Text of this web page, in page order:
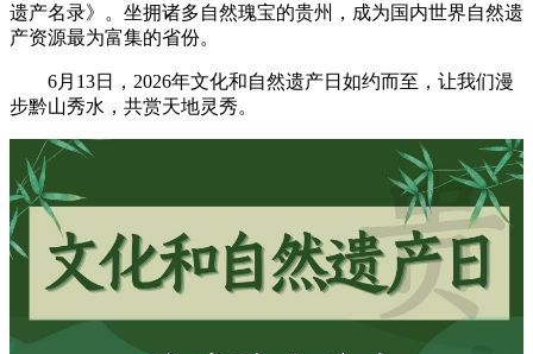
遗产名录》。坐拥诸多自然瑰宝的贵州，成为国内世界自然遗
产资源最为富集的省份。
6月13日，2026年文化和自然遗产日如约而至，让我们漫
步黔山秀水，共赏天地灵秀。